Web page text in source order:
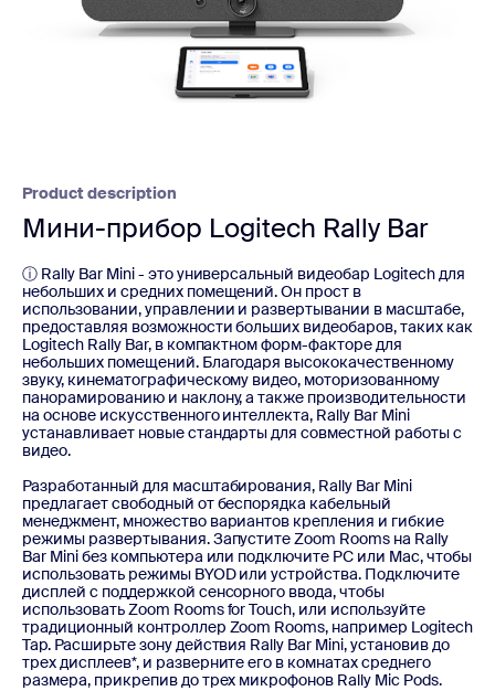
Product description
Мини-прибор Logitech Rally Bar
ⓘ Rally Bar Mini - это универсальный видеобар Logitech для
небольших и средних помещений. Он прост в
использовании, управлении и развертывании в масштабе,
предоставляя возможности больших видеобаров, таких как
Logitech Rally Bar, в компактном форм-факторе для
небольших помещений. Благодаря высококачественному
звуку, кинематографическому видео, моторизованному
панорамированию и наклону, а также производительности
на основе искусственного интеллекта, Rally Bar Mini
устанавливает новые стандарты для совместной работы с
видео.
Разработанный для масштабирования, Rally Bar Mini
предлагает свободный от беспорядка кабельный
менеджмент, множество вариантов крепления и гибкие
режимы развертывания. Запустите Zoom Rooms на Rally
Bar Mini без компьютера или подключите PC или Mac, чтобы
использовать режимы BYOD или устройства. Подключите
дисплей с поддержкой сенсорного ввода, чтобы
использовать Zoom Rooms for Touch, или используйте
традиционный контроллер Zoom Rooms, например Logitech
Tap. Расширьте зону действия Rally Bar Mini, установив до
трех дисплеев*, и разверните его в комнатах среднего
размера, прикрепив до трех микрофонов Rally Mic Pods.